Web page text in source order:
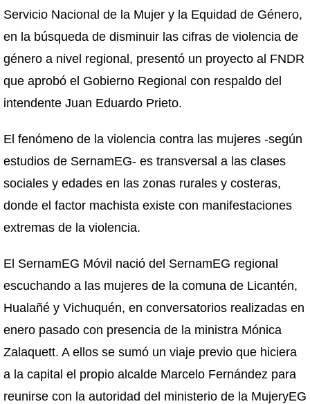
Servicio Nacional de la Mujer y la Equidad de Género,
en la búsqueda de disminuir las cifras de violencia de
género a nivel regional, presentó un proyecto al FNDR
que aprobó el Gobierno Regional con respaldo del
intendente Juan Eduardo Prieto.
El fenómeno de la violencia contra las mujeres -según
estudios de SernamEG- es transversal a las clases
sociales y edades en las zonas rurales y costeras,
donde el factor machista existe con manifestaciones
extremas de la violencia.
El SernamEG Móvil nació del SernamEG regional
escuchando a las mujeres de la comuna de Licantén,
Hualañé y Vichuquén, en conversatorios realizadas en
enero pasado con presencia de la ministra Mónica
Zalaquett. A ellos se sumó un viaje previo que hiciera
a la capital el propio alcalde Marcelo Fernández para
reunirse con la autoridad del ministerio de la MujeryEG